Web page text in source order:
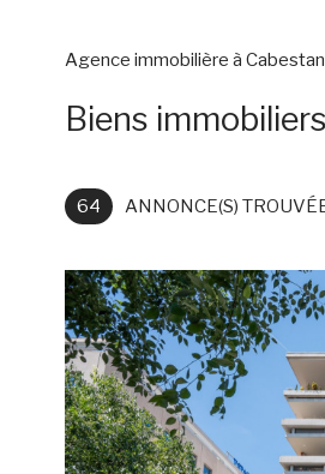
Agence immobilière à
Biens
64 ANNONCE(S)